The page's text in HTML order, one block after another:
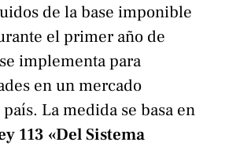
de la base imponible
el primer año de
implementa para
en un mercado
La medida se basa en
113 «Del Sistema